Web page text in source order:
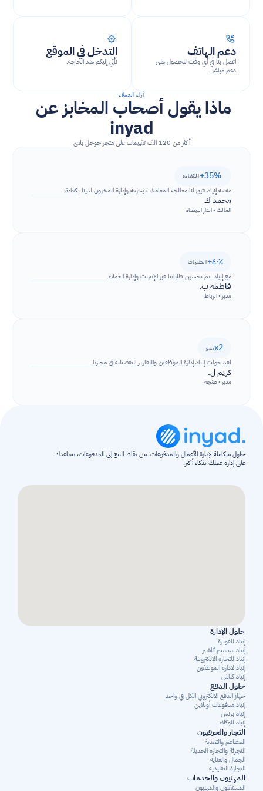
دعم الهاتف
دعم مباشر.
التدخل في الموقع
نأتي إليكم عند الحاجة.
آراء العملاء
inyad
أكثر من 120 الف تقييمات على متجر جوجل بلاي
+35% الكفاءة
منصة إنياد تتيح لنا معالجة المعاملات بسرعة وإدارة المخزون لدينا بكفاءة.
محمد ك
المالك • الدار البيضاء
+٤٠٪ الطلبات
مع إنياد، تم تحسين طلباتنا عبر الإنترنت وإدارة العملاء.
فاطمة ب.
مدير • الرباط
x2نمو
لقد حولت إنياد إدارة الموظفين والتقارير التفصيلية في مخبزنا.
كريم ل.
مدير • طنجة
على إدارة عملك بذكاء أكبر.
حلول الإدارة
إنياد للفوترة
إنياد سيستم كاشير
إنياد للتجارة الإلكترونية
إنياد لادارة الموظفين
إنياد كناش
حلول الدفع
جهاز الدفع الالكتروني الكل في واحد
إنياد مدفوعات أونلاين
إنياد بزنس
إنياد للوكلاء
التجار والحرفيون
المطاعم والتغذية
التجزئة والتجارة الحديثة
الجمال والعناية
التجارة التقليدية
المهنيون والخدمات
المستقلون والمهنيون